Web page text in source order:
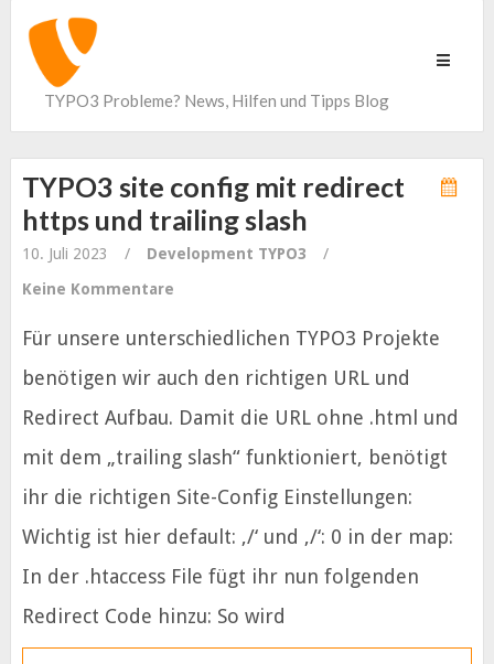
Toggle
TYPO3 Probleme? News, Hilfen und Tipps Blog
TYPO3 site config mit redirect
https und trailing slash
10. Juli 2023 / Development TYPO3
/
Keine Kommentare
Für unsere unterschiedlichen TYPO3 Projekte
benötigen wir auch den richtigen URL und
Redirect Aufbau. Damit die URL ohne .html und
mit dem „trailing slash“ funktioniert, benötigt
ihr die richtigen Site-Config Einstellungen:
Wichtig ist hier default: ‚/‘ und ‚/‘: 0 in der map:
In der .htaccess File fügt ihr nun folgenden
Redirect Code hinzu: So wird